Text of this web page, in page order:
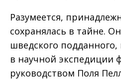
Разумеется,
сохранялась в тайне.
шведского подданного,
в научной экспедиции
руководством Поля